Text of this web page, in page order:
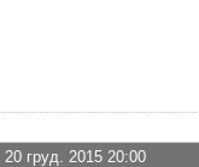
20 груд. 2015 20:00